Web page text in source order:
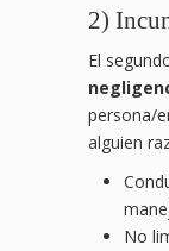
2)
El
persona/
alguien
No